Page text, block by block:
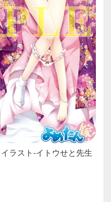
ラスト-イトウせと先生